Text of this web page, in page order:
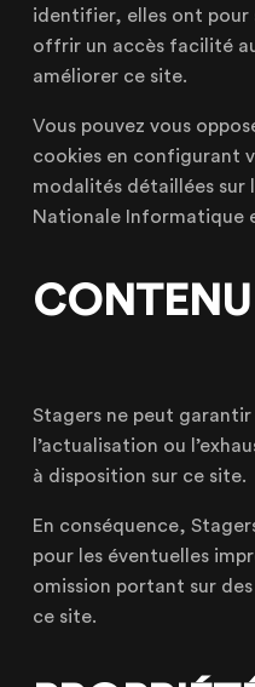
identifier, elles ont pour
offrir un accès facilité
améliorer ce site.
Vous pouvez vous
cookies en configurant
modalités détaillées sur
Nationale Informatique
Stagers ne peut
l’actualisation ou
à disposition sur ce site.
En conséquence,
pour les éventuelles
omission portant sur
ce site.